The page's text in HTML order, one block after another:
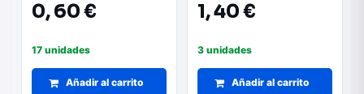
0,60 €
17 unidades
Añadir al carrito
1,40 €
3 unidades
Añadir al carrito